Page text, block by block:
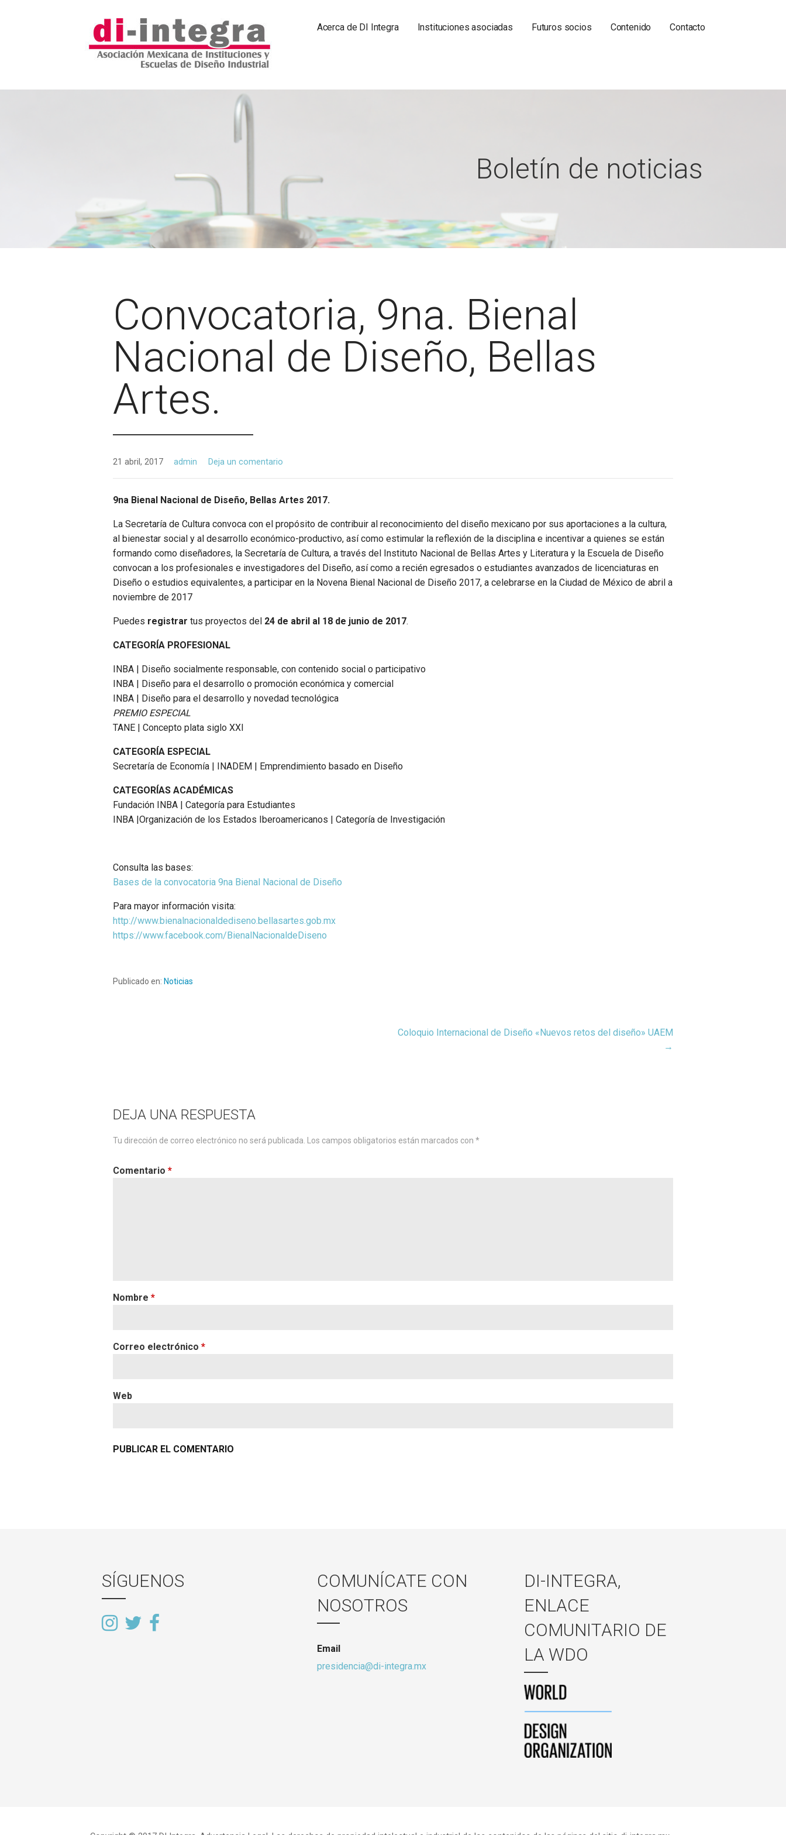
Acerca de DI Integra Instituciones asociadas Futuros socios Contenido Contacto
Boletín de noticias
Convocatoria, 9na. Bienal
Nacional de Diseño, Bellas
Artes.
21 abril, 2017 admin Deja un comentario
9na Bienal Nacional de Diseño, Bellas Artes 2017.
La Secretaría de Cultura convoca con el propósito de contribuir al reconocimiento del diseño mexicano por sus aportaciones a la cultura,
al bienestar social y al desarrollo económico-productivo, así como estimular la reflexión de la disciplina e incentivar a quienes se están
formando como diseñadores, la Secretaría de Cultura, a través del Instituto Nacional de Bellas Artes y Literatura y la Escuela de Diseño
convocan a los profesionales e investigadores del Diseño, así como a recién egresados o estudiantes avanzados de licenciaturas en
Diseño o estudios equivalentes, a participar en la Novena Bienal Nacional de Diseño 2017, a celebrarse en la Ciudad de México de abril a
noviembre de 2017
Puedes registrar tus proyectos del 24 de abril al 18 de junio de 2017.
CATEGORÍA PROFESIONAL
INBA | Diseño socialmente responsable, con contenido social o participativo
INBA | Diseño para el desarrollo o promoción económica y comercial
INBA | Diseño para el desarrollo y novedad tecnológica
PREMIO ESPECIAL
TANE | Concepto plata siglo XXI
CATEGORÍA ESPECIAL
Secretaría de Economía | INADEM | Emprendimiento basado en Diseño
CATEGORÍAS ACADÉMICAS
Fundación INBA | Categoría para Estudiantes
INBA |Organización de los Estados Iberoamericanos | Categoría de Investigación
Consulta las bases:
Bases de la convocatoria 9na Bienal Nacional de Diseño
Para mayor información visita:
http://www.bienalnacionaldediseno.bellasartes.gob.mx
https://www.facebook.com/BienalNacionaldeDiseno
Publicado en: Noticias
entradas
Coloquio Internacional de Diseño «Nuevos retos del diseño» UAEM
→
DEJA UNA RESPUESTA
Tu dirección de correo electrónico no será publicada. Los campos obligatorios están marcados con *
Comentario *
Nombre *
Correo electrónico *
Web
SÍGUENOS
COMUNÍCATE CON
NOSOTROS
Email
presidencia@di-integra.mx
DI-INTEGRA,
ENLACE
COMUNITARIO DE
LA WDO